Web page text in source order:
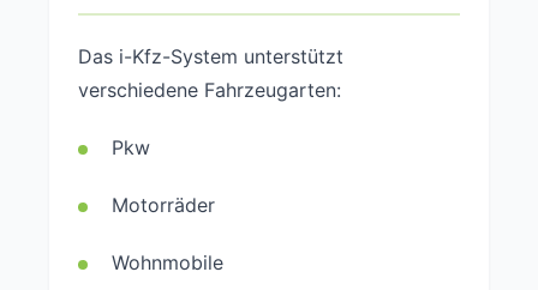
Das i-Kfz-System unterstützt
verschiedene Fahrzeugarten:
Pkw
Motorräder
Wohnmobile